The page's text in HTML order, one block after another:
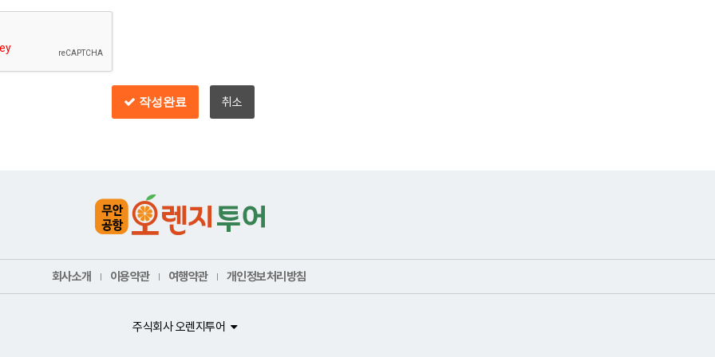
작성완료 취소
회사소개 이용약관 여행약관 개인정보처리방침
주식회사 오렌지투어